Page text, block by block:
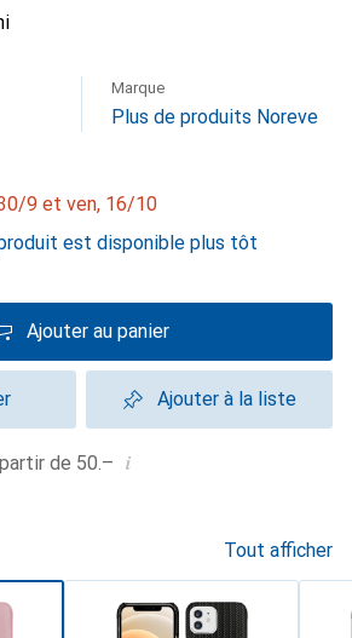
Marque
Plus de produits Noreve
30/9 et ven, 16/10
est disponible plus tôt
Ajouter au panier
Ajouter à la liste
de 50.– i
Tout afficher